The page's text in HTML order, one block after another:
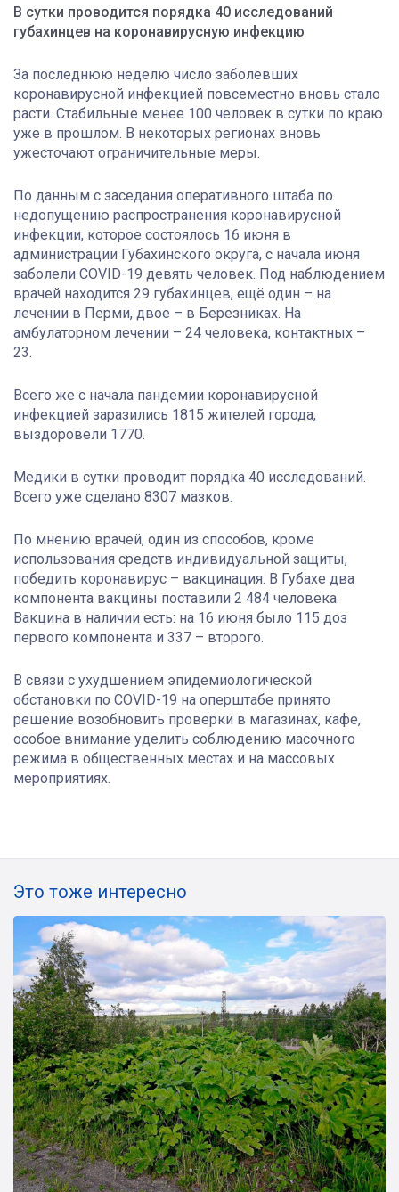
В сутки проводится порядка 40 исследований
губахинцев на коронавирусную инфекцию
За последнюю неделю число заболевших
коронавирусной инфекцией повсеместно вновь стало
расти. Стабильные менее 100 человек в сутки по краю
уже в прошлом. В некоторых регионах вновь
ужесточают ограничительные меры.
По данным с заседания оперативного штаба по
недопущению распространения коронавирусной
инфекции, которое состоялось 16 июня в
администрации Губахинского округа, с начала июня
заболели COVID-19 девять человек. Под наблюдением
врачей находится 29 губахинцев, ещё один – на
лечении в Перми, двое – в Березниках. На
амбулаторном лечении – 24 человека, контактных –
23.
Всего же с начала пандемии коронавирусной
инфекцией заразились 1815 жителей города,
выздоровели 1770.
Медики в сутки проводит порядка 40 исследований.
Всего уже сделано 8307 мазков.
По мнению врачей, один из способов, кроме
использования средств индивидуальной защиты,
победить коронавирус – вакцинация. В Губахе два
компонента вакцины поставили 2 484 человека.
Вакцина в наличии есть: на 16 июня было 115 доз
первого компонента и 337 – второго.
В связи с ухудшением эпидемиологической
обстановки по COVID-19 на оперштабе принято
решение возобновить проверки в магазинах, кафе,
особое внимание уделить соблюдению масочного
режима в общественных местах и на массовых
мероприятиях.
Это тоже интересно